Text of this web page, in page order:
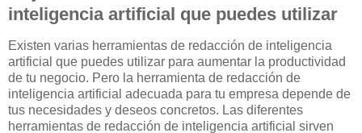
inteligencia artificial que puedes utilizar
Existen varias herramientas de redacción de inteligencia
artificial que puedes utilizar para aumentar la productividad
de tu negocio. Pero la herramienta de redacción de
inteligencia artificial adecuada para tu empresa depende de
tus necesidades y deseos concretos. Las diferentes
herramientas de redacción de inteligencia artificial sirven